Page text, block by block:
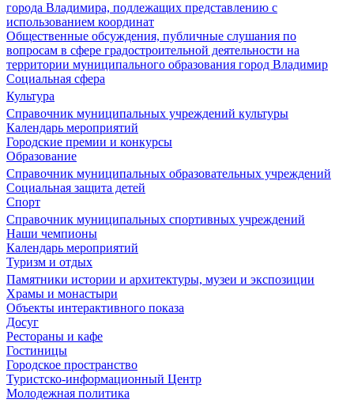
города Владимира, подлежащих представлению с
использованием координат
Общественные обсуждения, публичные слушания по
вопросам в сфере градостроительной деятельности на
территории муниципального образования город Владимир
Социальная сфера
Культура
Справочник муниципальных учреждений культуры
Календарь мероприятий
Городские премии и конкурсы
Образование
Справочник муниципальных образовательных учреждений
Социальная защита детей
Спорт
Справочник муниципальных спортивных учреждений
Наши чемпионы
Календарь мероприятий
Туризм и отдых
Памятники истории и архитектуры, музеи и экспозиции
Храмы и монастыри
Объекты интерактивного показа
Досуг
Рестораны и кафе
Гостиницы
Городское пространство
Туристско-информационный Центр
Молодежная политика